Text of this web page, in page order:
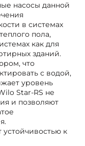
насосы данной
в системах
пола,
как для
зданий.
что
с водой,
уровень
Star-RS не
и позволяют
устойчивостью к